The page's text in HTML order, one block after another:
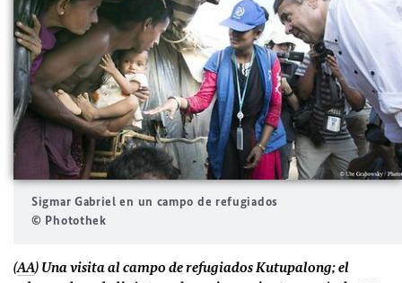
Sigmar Gabriel en un campo de refugiados
© Photothek
(AA) Una visita al campo de refugiados Kutupalong; el